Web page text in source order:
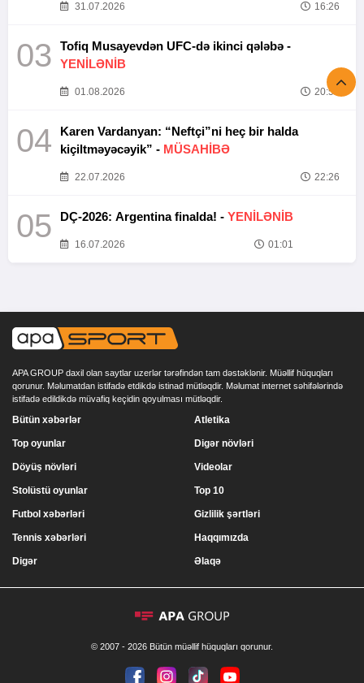
31.07.2026 16:26
03
Tofiq Musayevdən UFC-də ikinci qələbə -
YENİLƏNİB
01.08.2026 20:52
04
Karen Vardanyan: “Neftçi”ni heç bir halda
kiçiltməyəcəyik” - MÜSAHİBƏ
22.07.2026 22:26
05 DÇ-2026: Argentina finalda! - YENİLƏNİB
16.07.2026 01:01
APA GROUP daxil olan saytlar uzerlər tərəfindən tam dəstəklənir. Müəllif hüquqları
qorunur. Məlumatdan istifadə etdikdə istinad mütləqdir. Məlumat internet səhifələrində
istifadə edildikdə müvafiq keçidin qoyulması mütləqdir.
Bütün xəbərlər
Top oyunlar
Döyüş növləri
Stolüstü oyunlar
Atletika
Digər növləri
Videolar
Top 10
Futbol xəbərləri
Tennis xəbərləri
Digər
Gizlilik şərtləri
Haqqımızda
Əlaqə
© 2007 - 2026 Bütün müəllif hüquqları qorunur.